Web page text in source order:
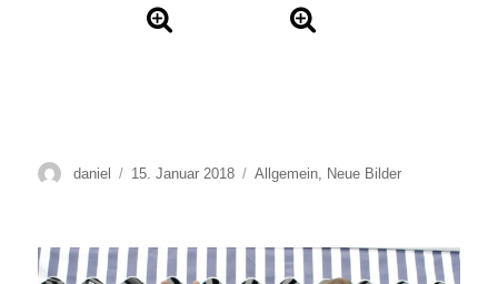
Autor
daniel
Veröffentlicht
15. Januar 2018 Kategorien
Allgemein Neue Bilder